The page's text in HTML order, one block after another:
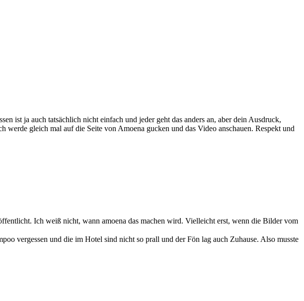
ist ja auch tatsächlich nicht einfach und jeder geht das anders an, aber dein Ausdruck,
gleich mal auf die Seite von Amoena gucken und das Video anschauen. Respekt und
Ich weiß nicht, wann amoena das machen wird. Vielleicht erst, wenn die Bilder vom
vergessen und die im Hotel sind nicht so prall und der Fön lag auch Zuhause. Also musste